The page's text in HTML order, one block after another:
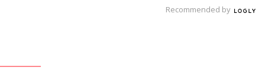
Recommended by